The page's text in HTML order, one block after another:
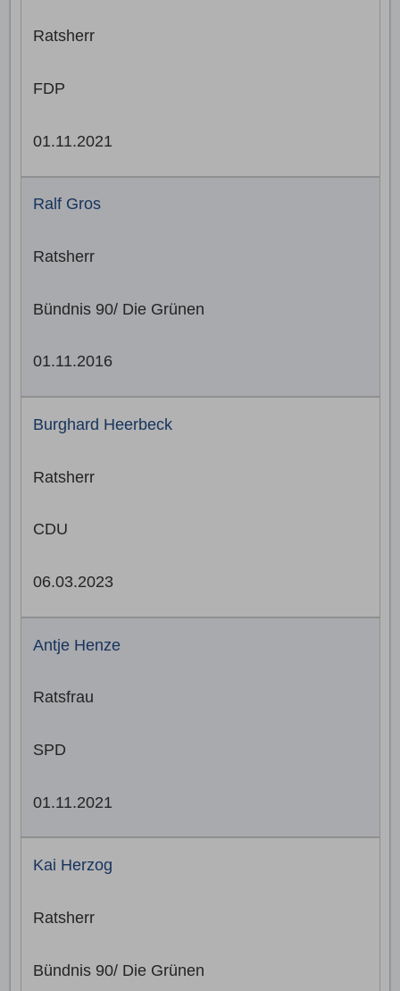
Ratsherr
FDP
01.11.2021
Ralf Gros
Ratsherr
Bündnis 90/ Die Grünen
01.11.2016
Burghard Heerbeck
Ratsherr
CDU
06.03.2023
Antje Henze
Ratsfrau
SPD
01.11.2021
Kai Herzog
Ratsherr
Bündnis 90/ Die Grünen